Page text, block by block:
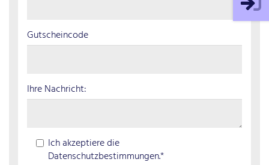
Gutscheincode
Ihre Nachricht:
Ich akzeptiere die
Datenschutzbestimmungen.*